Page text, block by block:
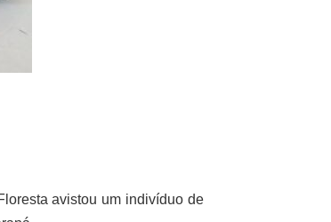
avistou um indivíduo de